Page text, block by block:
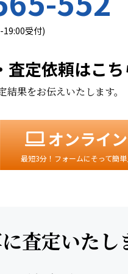
19:00受付)
査定依頼はこち
果をお伝えいたします。
オンライ
最短3分！フォームにそって簡
査定いたし